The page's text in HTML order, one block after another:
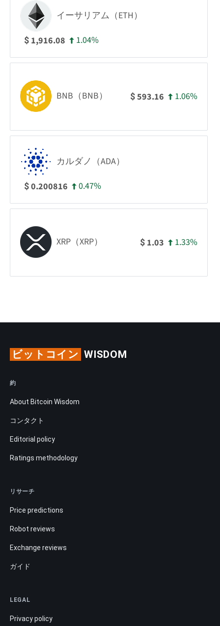
イーサリアム（ETH）
$ 1,916.08 1.04%
BNB（BNB） $593.16 1.06%
カルダノ（ADA）
$0.200816 0.47%
XRP（XRP） $ 1.03 1.33%
ビットコイン WISDOM
約
About Bitcoin Wisdom
コンタクト
Editorial policy
Ratings methodology
リサーチ
Price predictions
Robot reviews
Exchange reviews
ガイド
LEGAL
Privacy policy